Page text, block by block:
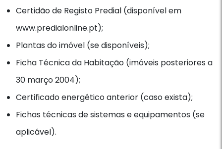
Certidão de Registo Predial (disponível em
www.predialonline.pt);
Plantas do imóvel (se disponíveis);
Ficha Técnica da Habitação (imóveis posteriores a
30 março 2004);
Certificado energético anterior (caso exista);
Fichas técnicas de sistemas e equipamentos (se
aplicável).